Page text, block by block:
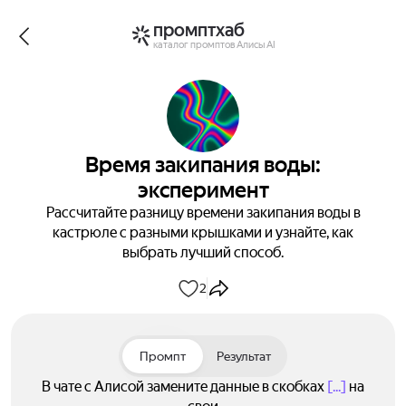
промптхаб
каталог промптов Алисы AI
Время закипания воды:
эксперимент
Рассчитайте разницу времени закипания воды в
кастрюле с разными крышками и узнайте, как
выбрать лучший способ.
2
Промпт Результат
В чате с Алисой замените данные в скобках [...] на